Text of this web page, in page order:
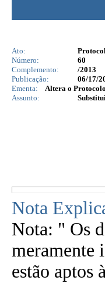
Ato:
Número:
60
Complemento:
/2013
Publicação:
06/17/
Ementa:
Altera o
Assunto:
Nota
Nota: " Os
meramente
estão aptos